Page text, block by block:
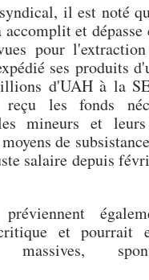
il est noté
et dépasse
pour
ses produits
d'UAH à la
les fonds
les mineurs et
de
salaire depuis
et pourrait
massives,